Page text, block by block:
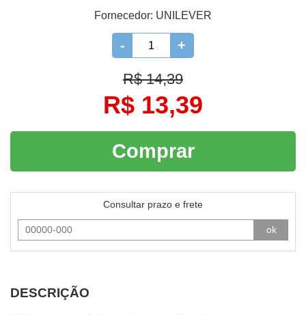
Fornecedor: UNILEVER
- +
R$ 14,39
R$ 13,39
Comprar
Consultar prazo e frete
ok
DESCRIÇÃO